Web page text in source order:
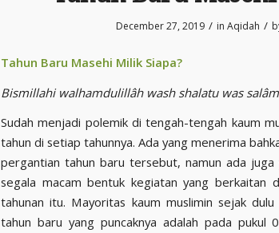
December 27, 2019 / in Aqidah /
Tahun Baru Masehi Milik Siapa?
Bismillahi walhamdulillâh wash shalatu was
Sudah menjadi polemik di tengah-tengah kaum
tahun di setiap tahunnya. Ada yang menerima
pergantian tahun baru tersebut, namun ada
segala macam bentuk kegiatan yang berkaitan
tahunan itu. Mayoritas kaum muslimin sejak
tahun baru yang puncaknya adalah pada pukul